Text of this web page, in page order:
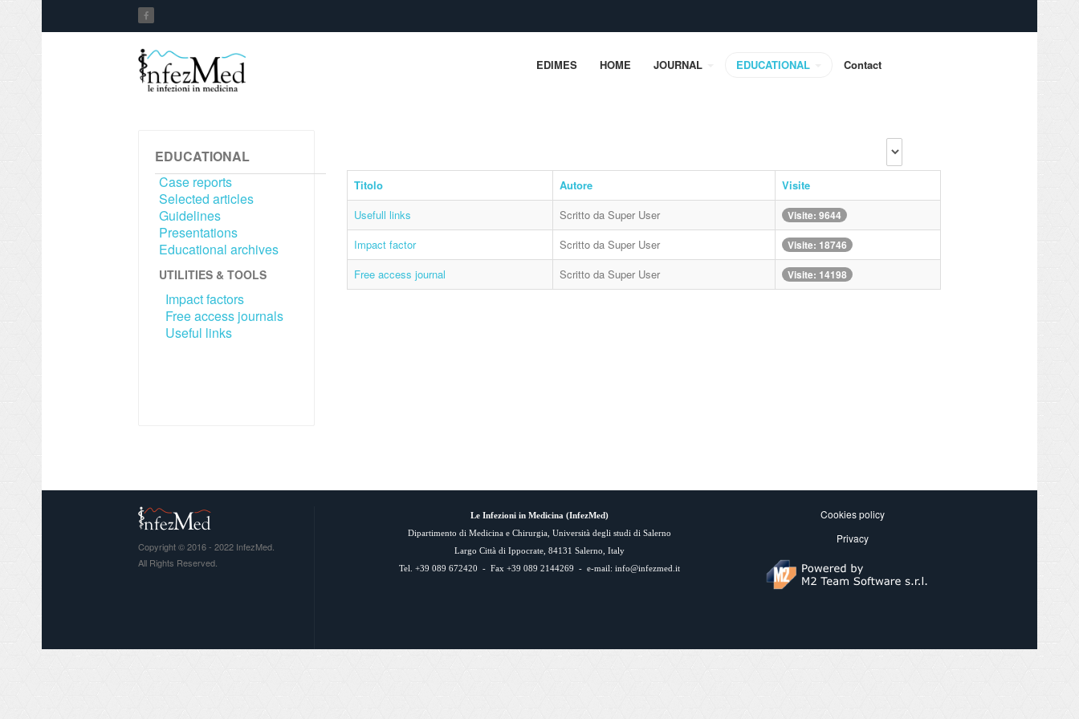
EDIMES HOME JOURNAL EDUCATIONAL Contact
Visualizza
n.
Titolo
Autore
Visite
Usefull links
Scritto da Super User Visite: 9644
Impact factor Scritto da Super User Visite: 18746
Free access journal Scritto da Super User Visite: 14198
EDUCATIONAL
Case reports
Selected articles
Guidelines
Presentations
Educational archives
UTILITIES & TOOLS
Impact factors
Free access journals
Useful links
Copyright © 2016 - 2022 InfezMed.
All Rights Reserved.
Le Infezioni in Medicina (InfezMed)
Dipartimento di Medicina e Chirurgia, Università degli studi di Salerno
Largo Città di Ippocrate, 84131 Salerno, Italy
Tel. +39 089 672420 - Fax +39 089 2144269 - e-mail: info@infezmed.it
Cookies policy
Privacy